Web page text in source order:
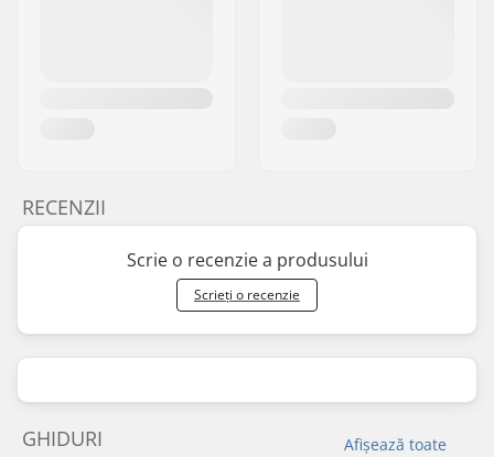
RECENZII
Scrie o recenzie a produsului
Scrieți o recenzie
Afișează toate
GHIDURI